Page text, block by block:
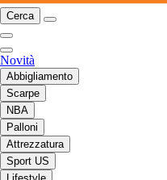
Cerca
Novità
Abbigliamento
Scarpe
NBA
Palloni
Attrezzatura
Sport US